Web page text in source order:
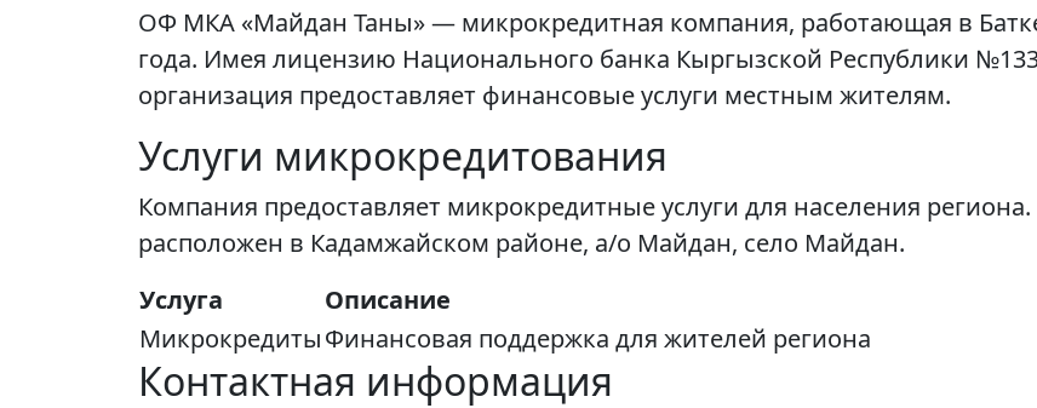
ОФ МКА «Майдан Таны» — микрокредитная компания, работающая в
года. Имея лицензию Национального банка Кыргызской Республики
организация предоставляет финансовые услуги местным жителям.
Услуги микрокредитования
Компания предоставляет микрокредитные услуги для населения
расположен в Кадамжайском районе, а/о Майдан, село Майдан.
Услуга
Описание
МикрокредитыФинансовая поддержка для жителей региона
Контактная информация